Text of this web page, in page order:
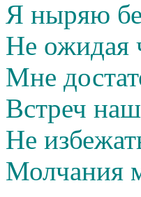
Я ныряю
Не ожидая
Мне
Встреч
Не
Молчания